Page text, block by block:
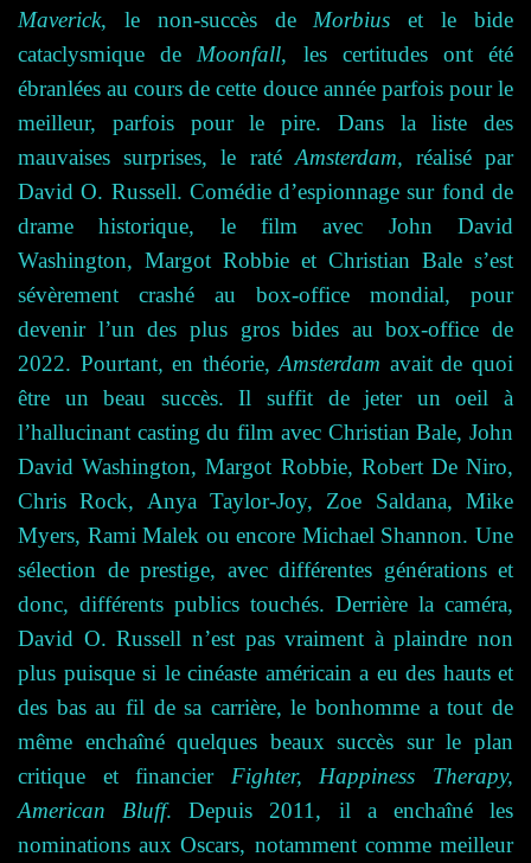
Maverick, le non-succès deMorbiuset le bide
cataclysmique deMoonfall, les certitudes ont été
ébranlées au cours de cette douce année parfois pour le
meilleur, parfois pour le pire. Dans la liste des
mauvaises surprises, le ratéAmsterdam, réalisé par
David O. Russell. Comédie d’espionnage sur fond de
drame historique, le film avec John David
Washington, Margot Robbie et Christian Bale s’est
sévèrement crashé au box-office mondial, pour
devenir l’un des plus gros bides au box-office de
2022. Pourtant, en théorie,Amsterdam avait de quoi
être un beau succès. Il suffit de jeter un oeil à
l’hallucinant casting du film avec Christian Bale, John
David Washington, Margot Robbie, Robert De Niro,
Chris Rock, Anya Taylor-Joy, Zoe Saldana, Mike
Myers, Rami Malek ou encore Michael Shannon. Une
sélection de prestige, avec différentes générations et
donc, différents publics touchés. Derrière la caméra,
David O. Russell n’est pas vraiment à plaindre non
plus puisque si le cinéaste américain a eu des hauts et
des bas au fil de sa carrière, le bonhomme a tout de
même enchaîné quelques beaux succès sur le plan
critique et financier Fighter, Happiness Therapy,
American Bluff. Depuis 2011, il a enchaîné les
nominations aux Oscars, notamment comme meilleur